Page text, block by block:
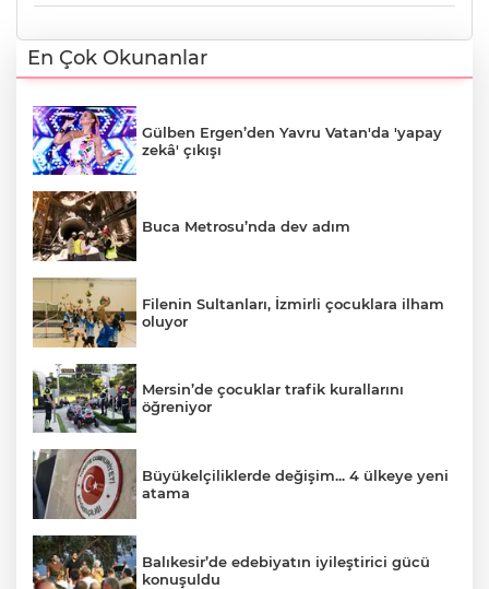
En Çok Okunanlar
Gülben Ergen’den Yavru Vatan'da 'yapay
zekâ' çıkışı
Buca Metrosu’nda dev adım
Filenin Sultanları, İzmirli çocuklara ilham
oluyor
Mersin’de çocuklar trafik kurallarını
öğreniyor
Büyükelçiliklerde değişim... 4 ülkeye yeni
atama
Balıkesir’de edebiyatın iyileştirici gücü
konuşuldu